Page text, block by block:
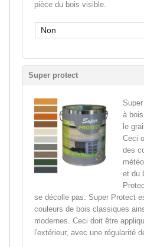
pièce du bois visible.
Non
Super protect
à
le
Ceci
des
et du
se décolle pas. Super Protect
couleurs de bois classiques
modernes. Ceci doit être
l'extérieur, avec une régularité